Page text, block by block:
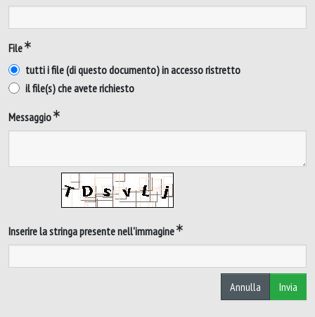
File
tutti i file (di questo documento) in accesso ristretto
il file(s) che avete richiesto
Messaggio
Inserire la stringa presente nell'immagine
Annulla Invia